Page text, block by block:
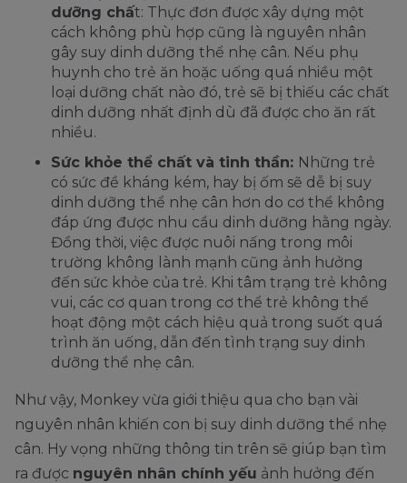
dưỡng chất: Thực đơn được xây dựng một
cách không phù hợp cũng là nguyên nhân
gây suy dinh dưỡng thể nhẹ cân. Nếu phụ
huynh cho trẻ ăn hoặc uống quá nhiều một
loại dưỡng chất nào đó, trẻ sẽ bị thiếu các chất
dinh dưỡng nhất định dù đã được cho ăn rất
nhiều.
Sức khỏe thể chất và tinh thần: Những trẻ
có sức đề kháng kém, hay bị ốm sẽ dễ bị suy
dinh dưỡng thể nhẹ cân hơn do cơ thể không
đáp ứng được nhu cầu dinh dưỡng hằng ngày.
Đồng thời, việc được nuôi nấng trong môi
trường không lành mạnh cũng ảnh hưởng
đến sức khỏe của trẻ. Khi tâm trạng trẻ không
vui, các cơ quan trong cơ thể trẻ không thể
hoạt động một cách hiệu quả trong suốt quá
trình ăn uống, dẫn đến tình trạng suy dinh
dưỡng thể nhẹ cân.
Như vậy, Monkey vừa giới thiệu qua cho bạn vài
nguyên nhân khiến con bị suy dinh dưỡng thể nhẹ
cân. Hy vọng những thông tin trên sẽ giúp bạn tìm
ra được nguyên nhân chính yếu ảnh hưởng đến